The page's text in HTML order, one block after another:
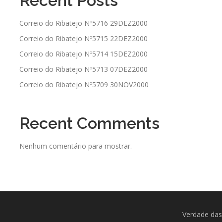
Correio do Ribatejo Nº5716 29DEZ2000
Correio do Ribatejo Nº5715 22DEZ2000
Correio do Ribatejo Nº5714 15DEZ2000
Correio do Ribatejo Nº5713 07DEZ2000
Correio do Ribatejo Nº5709 30NOV2000
Recent Comments
Nenhum comentário para mostrar.
Verdade